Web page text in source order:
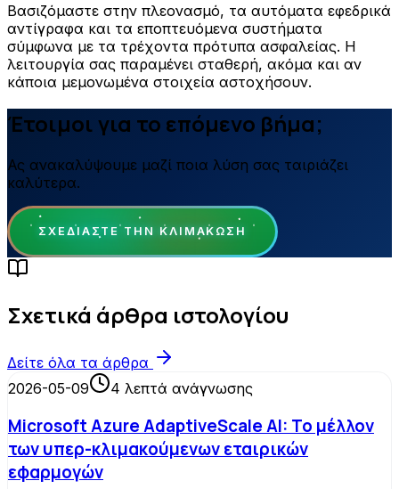
Βασιζόμαστε στην πλεονασμό, τα αυτόματα εφεδρικά
αντίγραφα και τα εποπτευόμενα συστήματα
σύμφωνα με τα τρέχοντα πρότυπα ασφαλείας. Η
λειτουργία σας παραμένει σταθερή, ακόμα και αν
κάποια μεμονωμένα στοιχεία αστοχήσουν.
Έτοιμοι για το επόμενο βήμα;
Ας ανακαλύψουμε μαζί ποια λύση σας ταιριάζει
καλύτερα.
ΣΧΕΔΙΆΣΤΕ ΤΗΝ ΚΛΙΜΆΚΩΣΗ
Σχετικά άρθρα ιστολογίου
Δείτε όλα τα άρθρα
2026-05-09
4 λεπτά ανάγνωσης
Microsoft Azure AdaptiveScale AI: Το μέλλον
των υπερ-κλιμακούμενων εταιρικών
εφαρμογών